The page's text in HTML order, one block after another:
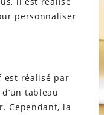
personnaliser
est réalisé par
tableau
Cependant, la